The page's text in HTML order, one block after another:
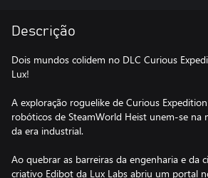
Descrição
Dois mundos colidem no DLC Curious
Lux!
A exploração roguelike de Curious
robóticos de SteamWorld Heist unem-se na
da era industrial.
Ao quebrar as barreiras da engenharia e da
criativo Edibot da Lux Labs abriu um portal